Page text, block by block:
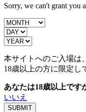
Sorry, we can't grant you
本サイトへのご入場は、
18歳以上の方に限定し
あなたは18歳以上です
いいえ